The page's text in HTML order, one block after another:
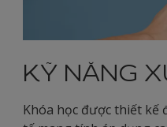
KỸ NĂNG
Khóa học được thiết